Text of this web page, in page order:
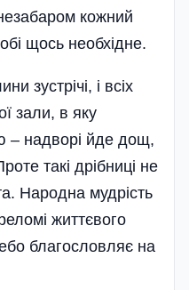
кожний
щось необхідне.
зустрічі, і всіх
зали, в яку
– надворі йде дощ,
такі дрібниці не
Народна муд­рість
життєвого
благословляє на